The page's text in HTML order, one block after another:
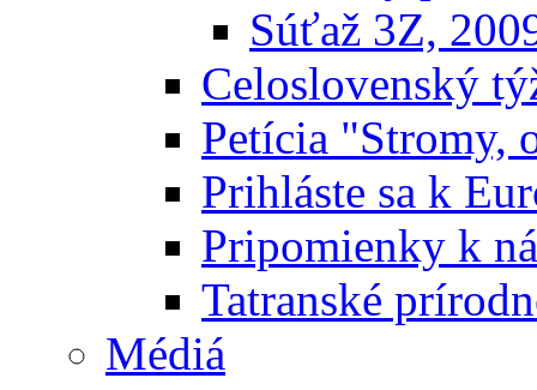
Súťaž 3Z,
Celoslovenský
Petícia "Stromy,
Prihláste sa k
Pripomienky k
Tatranské
Médiá